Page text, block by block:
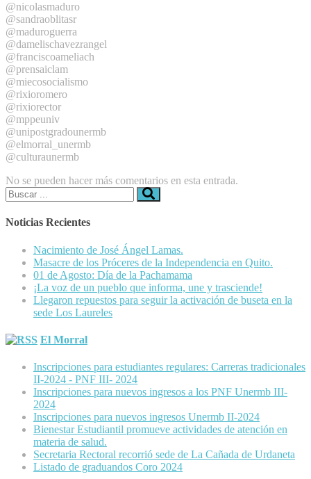
@nicolasmaduro
@sandraoblitasr
@maduroguerra
@damelischavezrangel
@franciscoameliach
@prensaiclam
@miecosocialismo
@rixioromero
@rixiorector
@mppeuniv
@unipostgradounermb
@elmorral_unermb
@culturaunermb
No se pueden hacer más comentarios en esta entrada.
Buscar:
Noticias Recientes
Nacimiento de José Ángel Lamas.
Masacre de los Próceres de la Independencia en Quito.
01 de Agosto: Día de la Pachamama
¡La voz de un pueblo que informa, une y trasciende!
Llegaron repuestos para seguir la activación de buseta en la
sede Los Laureles
El Morral
Inscripciones para estudiantes regulares: Carreras tradicionales
II-2024 - PNF III- 2024
Inscripciones para nuevos ingresos a los PNF Unermb III-
2024
Inscripciones para nuevos ingresos Unermb II-2024
Bienestar Estudiantil promueve actividades de atención en
materia de salud.
Secretaria Rectoral recorrió sede de La Cañada de Urdaneta
Listado de graduandos Coro 2024